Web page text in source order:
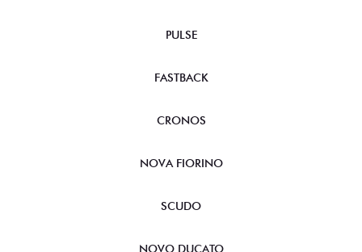
PULSE
FASTBACK
CRONOS
NOVA FIORINO
SCUDO
NOVO DUCATO